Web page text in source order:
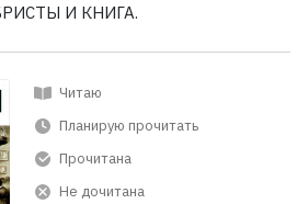
И КНИГА.
Читаю
Планирую прочитать
Прочитана
Не дочитана